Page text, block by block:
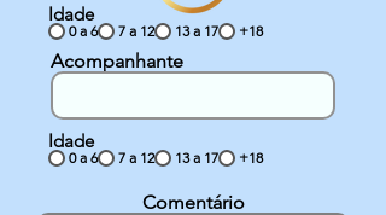
Idade
0 a 6 7 a 12 13 a 17 +18
Acompanhante
Idade
0 a 6 7 a 12 13 a 17 +18
Comentário